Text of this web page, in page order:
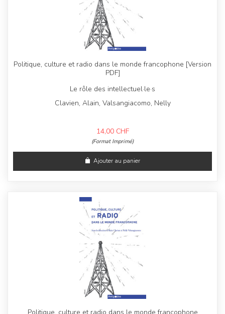
Politique, culture et radio dans le monde francophone [Version
PDF]
Le rôle des intellectuel·le·s
Clavien, Alain, Valsangiacomo, Nelly
14,00 CHF
(Format Imprimé)
Ajouter au panier